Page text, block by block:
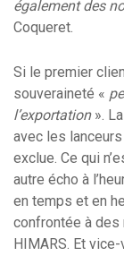
également des
Coqueret.
Si le premier
souveraineté «
l’exportation».
avec les
exclue. Ce qui
autre écho à
en temps et en
confrontée à
HIMARS. Et